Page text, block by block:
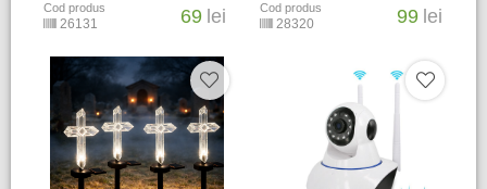
Cod produs
26131 69 lei Cod produs
28320 99 lei